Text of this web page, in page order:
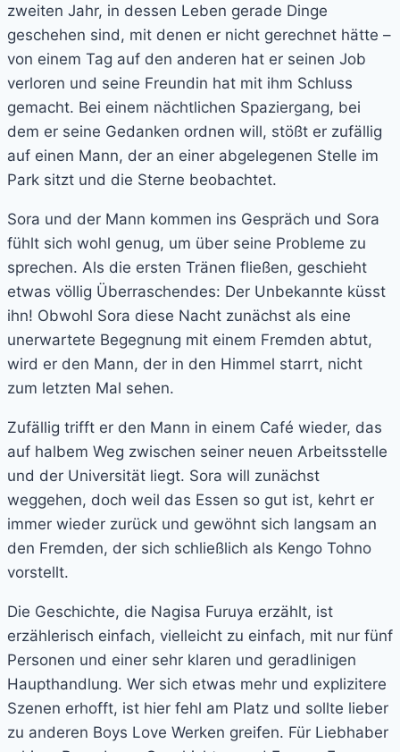
zweiten Jahr, in dessen Leben gerade Dinge
geschehen sind, mit denen er nicht gerechnet hätte –
von einem Tag auf den anderen hat er seinen Job
verloren und seine Freundin hat mit ihm Schluss
gemacht. Bei einem nächtlichen Spaziergang, bei
dem er seine Gedanken ordnen will, stößt er zufällig
auf einen Mann, der an einer abgelegenen Stelle im
Park sitzt und die Sterne beobachtet.
Sora und der Mann kommen ins Gespräch und Sora
fühlt sich wohl genug, um über seine Probleme zu
sprechen. Als die ersten Tränen fließen, geschieht
etwas völlig Überraschendes: Der Unbekannte küsst
ihn! Obwohl Sora diese Nacht zunächst als eine
unerwartete Begegnung mit einem Fremden abtut,
wird er den Mann, der in den Himmel starrt, nicht
zum letzten Mal sehen.
Zufällig trifft er den Mann in einem Café wieder, das
auf halbem Weg zwischen seiner neuen Arbeitsstelle
und der Universität liegt. Sora will zunächst
weggehen, doch weil das Essen so gut ist, kehrt er
immer wieder zurück und gewöhnt sich langsam an
den Fremden, der sich schließlich als Kengo Tohno
vorstellt.
Die Geschichte, die Nagisa Furuya erzählt, ist
erzählerisch einfach, vielleicht zu einfach, mit nur fünf
Personen und einer sehr klaren und geradlinigen
Haupthandlung. Wer sich etwas mehr und explizitere
Szenen erhofft, ist hier fehl am Platz und sollte lieber
zu anderen Boys Love Werken greifen. Für Liebhaber